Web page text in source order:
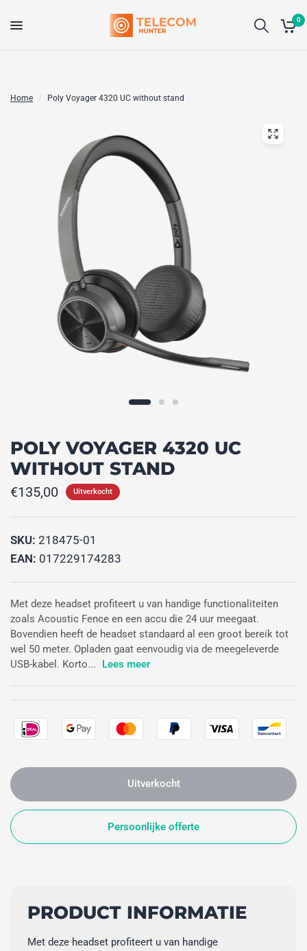
0
Home / Poly Voyager 4320 UC without stand
POLY VOYAGER 4320 UC
WITHOUT STAND
€135,00 Uitverkocht
SKU: 218475-01
EAN: 017229174283
Met deze headset profiteert u van handige functionaliteiten
zoals Acoustic Fence en een accu die 24 uur meegaat.
Bovendien heeft de headset standaard al een groot bereik tot
wel 50 meter. Opladen gaat eenvoudig via de meegeleverde
USB-kabel. Korto...
Lees meer
Uitverkocht
Persoonlijke offerte
PRODUCT INFORMATIE
Met deze headset profiteert u van handige